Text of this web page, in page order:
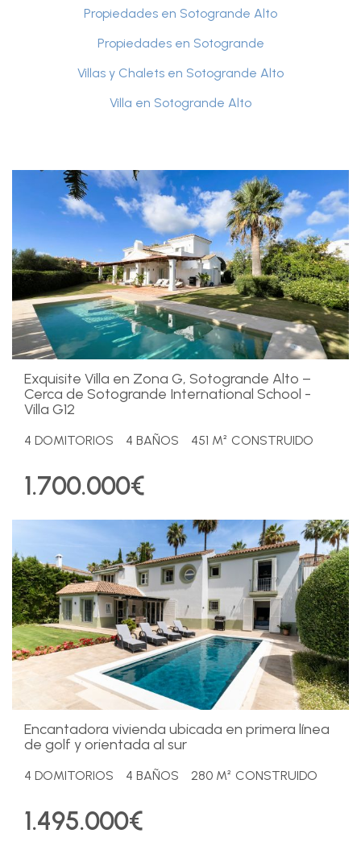
Propiedades en Sotogrande Alto
Propiedades en Sotogrande
Villas y Chalets en Sotogrande Alto
Villa en Sotogrande Alto
Exquisite Villa en Zona G, Sotogrande Alto –
Cerca de Sotogrande International School -
Villa G12
4 DOMITORIOS 4 BAÑOS 451 M² CONSTRUIDO
1.700.000€
Encantadora vivienda ubicada en primera línea
de golf y orientada al sur
4 DOMITORIOS 4 BAÑOS 280 M² CONSTRUIDO
1.495.000€